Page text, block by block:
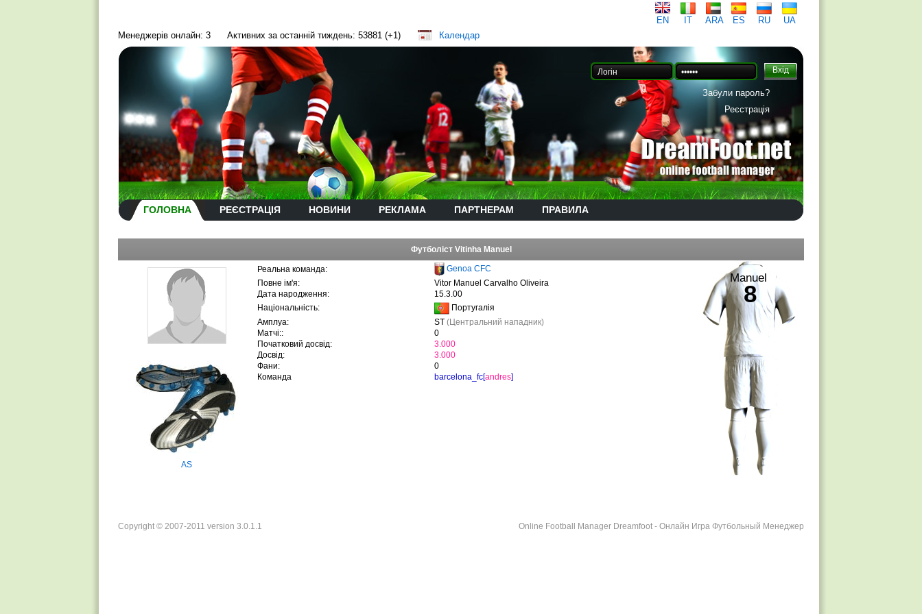
EN IT ARA ES RU
UA
Менеджерів онлайн: 3
Активних за останній тиждень: 53881 (+1) Календар
Забули пароль?
Реєстрація
ГОЛОВНА РЕЄСТРАЦІЯ НОВИНИ РЕКЛАМА ПАРТНЕРАМ ПРАВИЛА
Футболіст Vitinha Manuel
AS
Реальна команда:
Genoa CFC
Повне ім'я:
Vitor Manuel Carvalho Oliveira
Дата народження:
15.3.00
Національність:
Португалія
Амплуа:
ST (Центральний нападник)
Матчі::
0
Початковий досвід:
3.000
Досвід:
3.000
Фани:
0
Команда
barcelona_fc[andres]
Manuel
8
Online Football Manager Dreamfoot - Онлайн Игра Футбольный Менеджер
Copyright © 2007-2011 version 3.0.1.1